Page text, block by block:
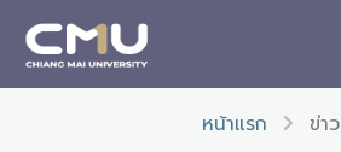
หน้าแรก ข่าว